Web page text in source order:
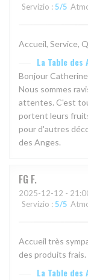
Servizio : 5/5
Accueil, Service,
La Table des
Bonjour
Nous sommes
attentes. C'est
portent leurs
pour d'autres
des Anges.
FG F
2025-12-12 -
Servizio : 5/5
Accueil très
des produits
La Table des